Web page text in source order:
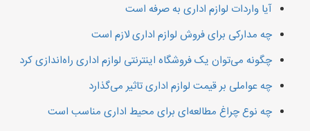
آیا واردات لوازم اداری به صرفه است
چه مدارکی برای فروش لوازم اداری لازم است
چگونه می‌توان یک فروشگاه اینترنتی لوازم اداری راه‌اندازی کرد
چه عواملی بر قیمت لوازم اداری تاثیر می‌گذارد
چه نوع چراغ مطالعه‌ای برای محیط اداری مناسب است